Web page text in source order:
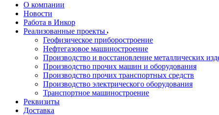
О компании
Новости
Работа в Инкор
Реализованные проекты
Геофизическое приборостроение
Нефтегазовое машиностроение
Производство и восстановление металлических
Производство прочих машин и оборудования
Производство прочих транспортных средств
Производство электрического оборудования
Транспортное машиностроение
Реквизиты
Доставка